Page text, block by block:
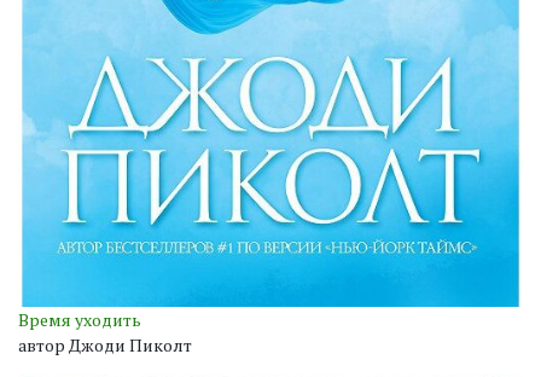
Время уходить
автор Джоди Пиколт